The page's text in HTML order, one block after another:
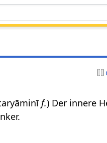
f.) Der innere